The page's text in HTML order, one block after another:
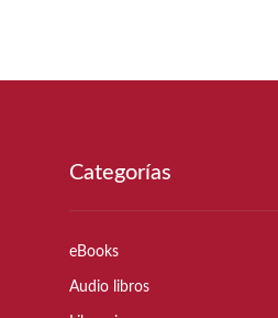
Categorías
eBooks
Audio libros